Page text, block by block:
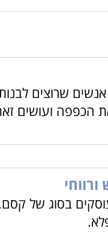
דבר אשר הפך
מקצועית אשר
המכונה, כך שיוכלו
זה יכירו את כלי
.
שרוצים
הכפפה ועושים
בסוג של